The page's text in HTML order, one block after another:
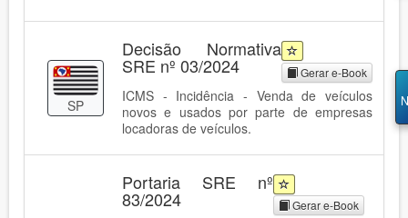
SP
Decisão Normativa
SRE nº 03/2024 Gerar e-Book
ICMS - Incidência - Venda de veículos
novos e usados por parte de empresas
locadoras de veículos.
Portaria SRE nº
83/2024 Gerar e-Book